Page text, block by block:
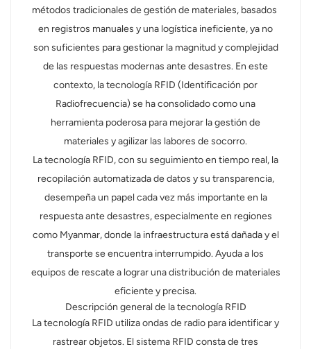
Indonesia
norsk
métodos tradicionales de gestión de materiales, basados ​​
en registros manuales y una logística ineficiente, ya no
son suficientes para gestionar la magnitud y complejidad
de las respuestas modernas ante desastres. En este
contexto, la tecnología RFID (Identificación por
Radiofrecuencia) se ha consolidado como una
herramienta poderosa para mejorar la gestión de
materiales y agilizar las labores de socorro.
La tecnología RFID, con su seguimiento en tiempo real, la
recopilación automatizada de datos y su transparencia,
desempeña un papel cada vez más importante en la
respuesta ante desastres, especialmente en regiones
como Myanmar, donde la infraestructura está dañada y el
transporte se encuentra interrumpido. Ayuda a los
equipos de rescate a lograr una distribución de materiales
eficiente y precisa.
Descripción general de la tecnología RFID
La tecnología RFID utiliza ondas de radio para identificar y
rastrear objetos. El sistema RFID consta de tres